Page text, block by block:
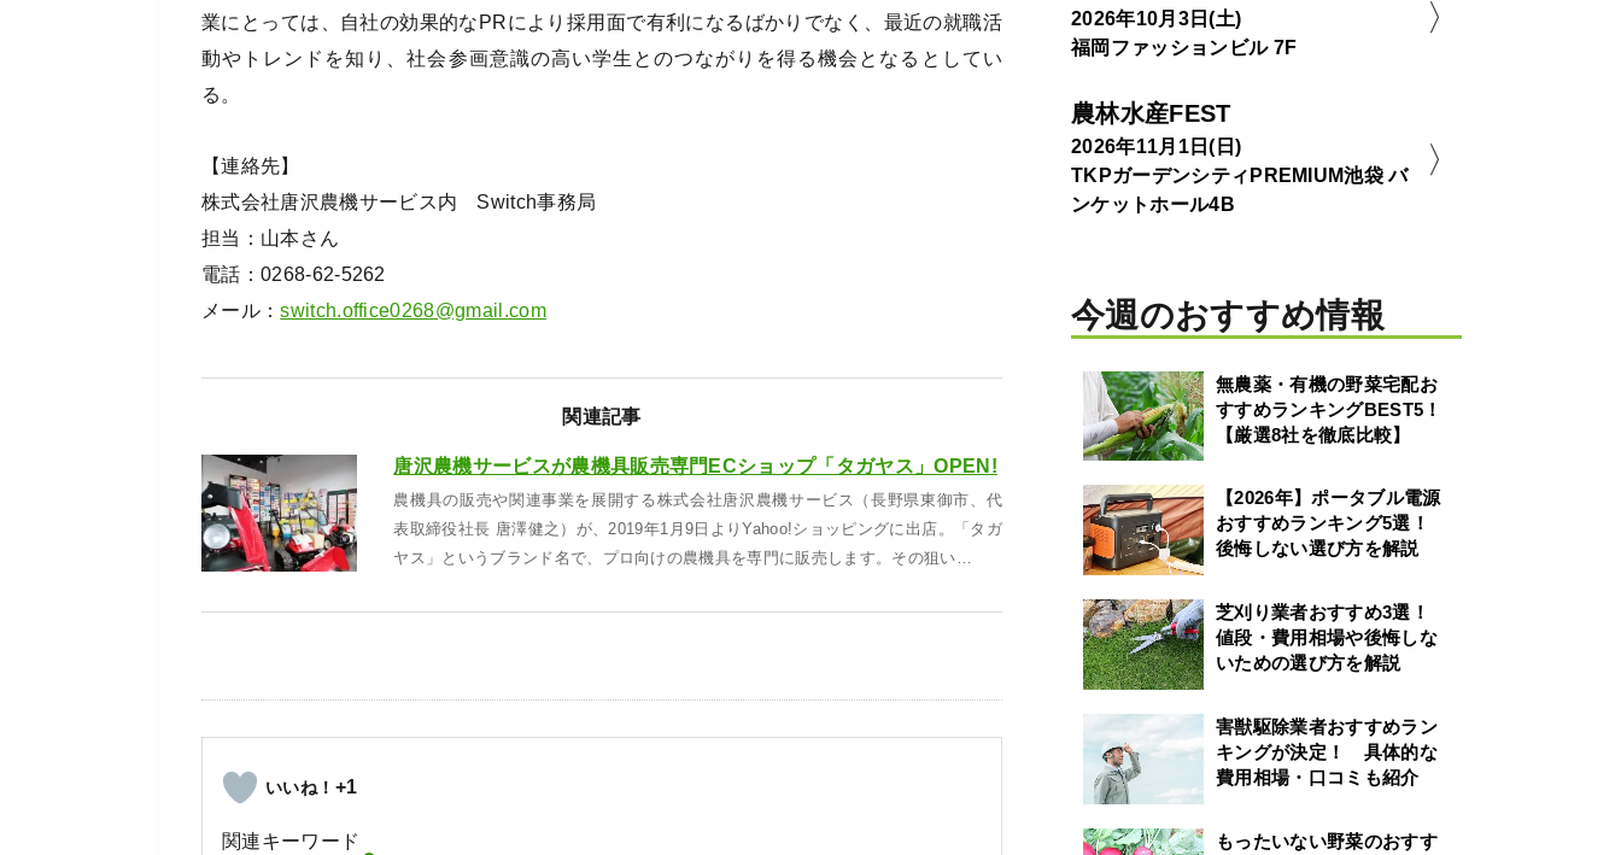
業にとっては、自社の効果的なPRにより採用面で有利になるばかりでなく、最近の就職活
動やトレンドを知り、社会参画意識の高い学生とのつながりを得る機会となるとしてい
る。
【連絡先】
株式会社唐沢農機サービス内 Switch事務局
担当：山本さん
電話：0268-62-5262
メール：switch.office0268@gmail.com
関連記事
唐沢農機サービスが農機具販売専門ECショップ「タガヤス」OPEN!
農機具の販売や関連事業を展開する株式会社唐沢農機サービス（長野県東御市、代
表取締役社長 唐澤健之）が、2019年1月9日よりYahoo!ショッピングに出店。「タガ
ヤス」というブランド名で、プロ向けの農機具を専門に販売します。その狙い…
+1
関連キーワード
2026年10月3日(土)
福岡ファッションビル 7F
農林水産FEST
2026年11月1日(日)
TKPガーデンシティPREMIUM池袋 バ
ンケットホール4B
今週のおすすめ情報
無農薬・有機の野菜宅配お
すすめランキングBEST5！
【厳選8社を徹底比較】
【2026年】ポータブル電源
おすすめランキング5選！
後悔しない選び方を解説
芝刈り業者おすすめ3選！
値段・費用相場や後悔しな
いための選び方を解説
害獣駆除業者おすすめラン
キングが決定！ 具体的な
費用相場・口コミも紹介
もったいない野菜のおすす